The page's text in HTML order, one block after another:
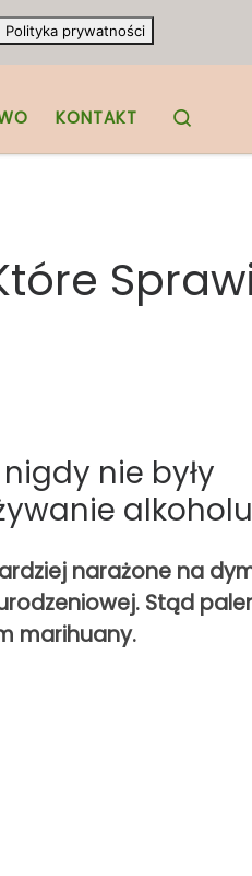
KONTAKT
nie były
narażone na
Stąd
marihuany.
Polityka prywatności